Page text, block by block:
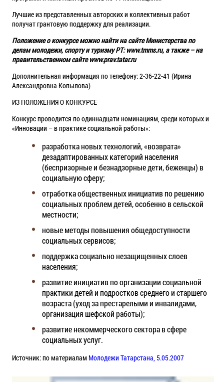
Лучшие из представленных авторских и коллективных работ
получат грантовую поддержку для реализации.
Положение о конкурсе можно найти на сайте Министерства по
делам молодежи, спорту и туризму РТ: www.tmms.ru, а также – на
правительственном сайте www.prav.tatar.ru
Дополнительная информация по телефону: 2-36-22-41 (Ирина
Александровна Копылова)
ИЗ ПОЛОЖЕНИЯ О КОНКУРСЕ
Конкурс проводится по одиннадцати номинациям, среди которых и
«Инновации – в практике социальной работы»:
разработка новых технологий, «возврата»
дезадаптированных категорий населения
(беспризорные и безнадзорные дети, беженцы) в
социальную сферу;
отработка общественных инициатив по решению
социальных проблем детей, особенно в сельской
местности;
новые методы повышения общедоступности
социальных сервисов;
поддержка социально незащищенных слоев
населения;
развитие инициатив по организации социальной
практики детей и подростков среднего и старшего
возраста (уход за престарелыми и инвалидами,
организация шефской работы);
развитие некоммерческого сектора в сфере
социальных услуг.
Источник: по материалам Молодежи Татарстана, 5.05.2007